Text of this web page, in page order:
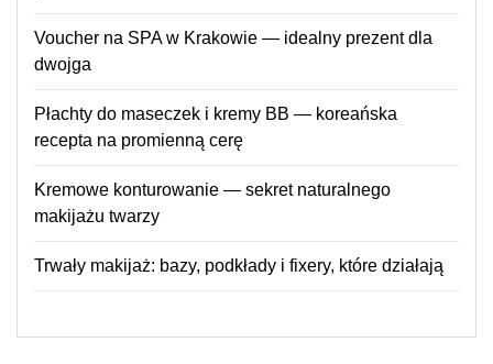
Voucher na SPA w Krakowie — idealny prezent dla
dwojga
Płachty do maseczek i kremy BB — koreańska
recepta na promienną cerę
Kremowe konturowanie — sekret naturalnego
makijażu twarzy
Trwały makijaż: bazy, podkłady i fixery, które działają